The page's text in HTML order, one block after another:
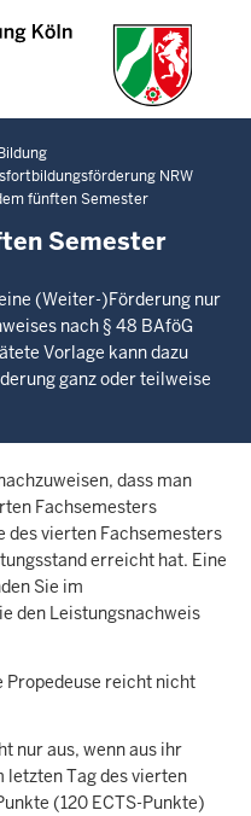
Inhalt
HAUPTMENÜ
NRW
fünften Semester
Semester
(Weiter-)Förderung nur
nach § 48 BAföG
Vorlage kann dazu
ganz oder teilweise
dass man
Fachsemesters
des vierten Fachsemesters
erreicht hat. Eine
Sie im
den Leistungsnachweis
Propedeuse reicht nicht
nur aus, wenn aus ihr
letzten Tag des vierten
(120 ECTS-Punkte)